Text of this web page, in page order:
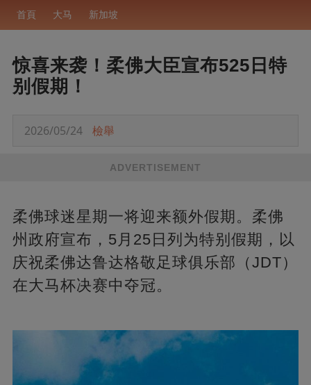
首頁 大马 新加坡
惊喜来袭！柔佛大臣宣布525日特
别假期！
2026/05/24 檢舉
ADVERTISEMENT
柔佛球迷星期一将迎来额外假期。柔佛
州政府宣布，5月25日列为特别假期，以
庆祝柔佛达鲁达格敬足球俱乐部（JDT）
在大马杯决赛中夺冠。